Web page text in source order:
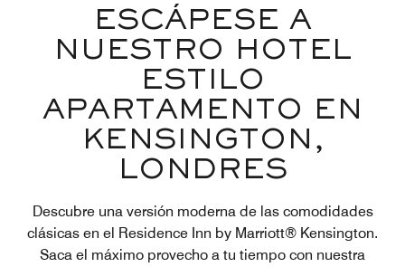
ESCÁPESE A
NUESTRO HOTEL
ESTILO
APARTAMENTO EN
KENSINGTON,
LONDRES
Descubre una versión moderna de las comodidades
clásicas en el Residence Inn by Marriott® Kensington.
Saca el máximo provecho a tu tiempo con nuestra